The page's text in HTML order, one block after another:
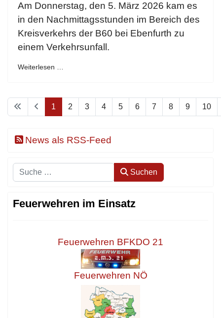
Am Donnerstag, den 5. März 2026 kam es
in den Nachmittagsstunden im Bereich des
Kreisverkehrs der B60 bei Ebenfurth zu
einem Verkehrsunfall.
Weiterlesen …
1 2 3 4 5 6 7 8 9 10
News als RSS-Feed
Suchen Suchen
Feuerwehren im Einsatz
Feuerwehren BFKDO 21
Feuerwehren NÖ